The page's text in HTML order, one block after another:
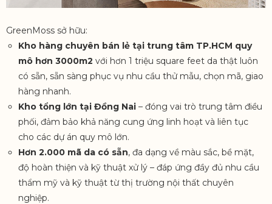
GreenMoss sở hữu:
Kho hàng chuyên bán lẻ tại trung tâm TP.HCM quy
mô hơn 3000m2 với hơn 1 triệu square feet da thật luôn
có sẵn, sẵn sàng phục vụ nhu cầu thử mẫu, chọn mã, giao
hàng nhanh.
Kho tổng lớn tại Đồng Nai – đóng vai trò trung tâm điều
phối, đảm bảo khả năng cung ứng linh hoạt và liên tục
cho các dự án quy mô lớn.
Hơn 2.000 mã da có sẵn, đa dạng về màu sắc, bề mặt,
độ hoàn thiện và kỹ thuật xử lý – đáp ứng đầy đủ nhu cầu
thẩm mỹ và kỹ thuật từ thị trường nội thất chuyên
nghiệp.